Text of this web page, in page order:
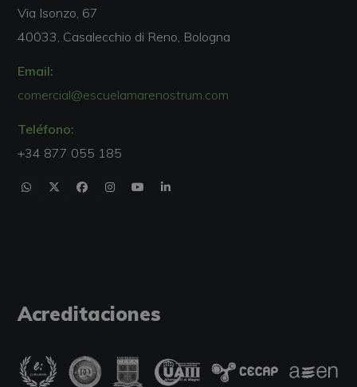
Via Isonzo, 67
40033, Casalecchio di Reno, Bologna
Email:
comercial@escuelamarenostrum.com
Teléfono:
+34 877 055 185
Acreditaciones